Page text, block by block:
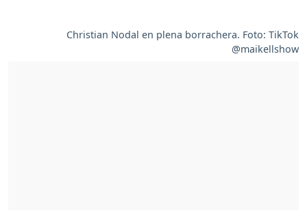
Christian Nodal en plena borrachera. Foto: TikTok
@maikellshow